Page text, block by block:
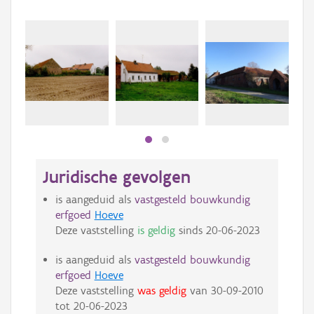
Juridische gevolgen
is aangeduid als vastgesteld bouwkundig
erfgoed Hoeve
Deze vaststelling is geldigsinds 20-06-2023
is aangeduid als vastgesteld bouwkundig
erfgoed Hoeve
Deze vaststelling was geldigvan 30-09-2010
tot 20-06-2023